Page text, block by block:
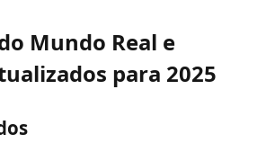
Mundo Real e
para 2025